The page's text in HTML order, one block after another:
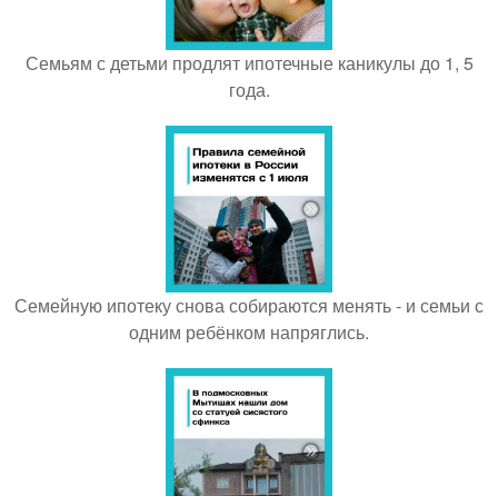
Семьям с детьми продлят ипотечные каникулы до 1, 5
года.
Семейную ипотеку снова собираются менять - и семьи с
одним ребёнком напряглись.